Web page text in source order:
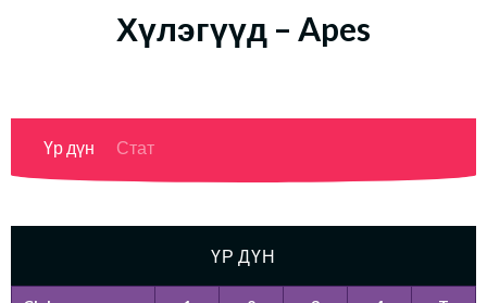
Хүлэгүүд – Apes
Үр дүн Стат
ҮР ДҮН